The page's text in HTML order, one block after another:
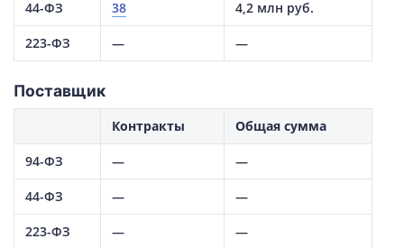
44-ФЗ 38 4,2 млн руб.
223-ФЗ — —
Поставщик
Контракты Общая сумма
94-ФЗ — —
44-ФЗ — —
223-ФЗ — —